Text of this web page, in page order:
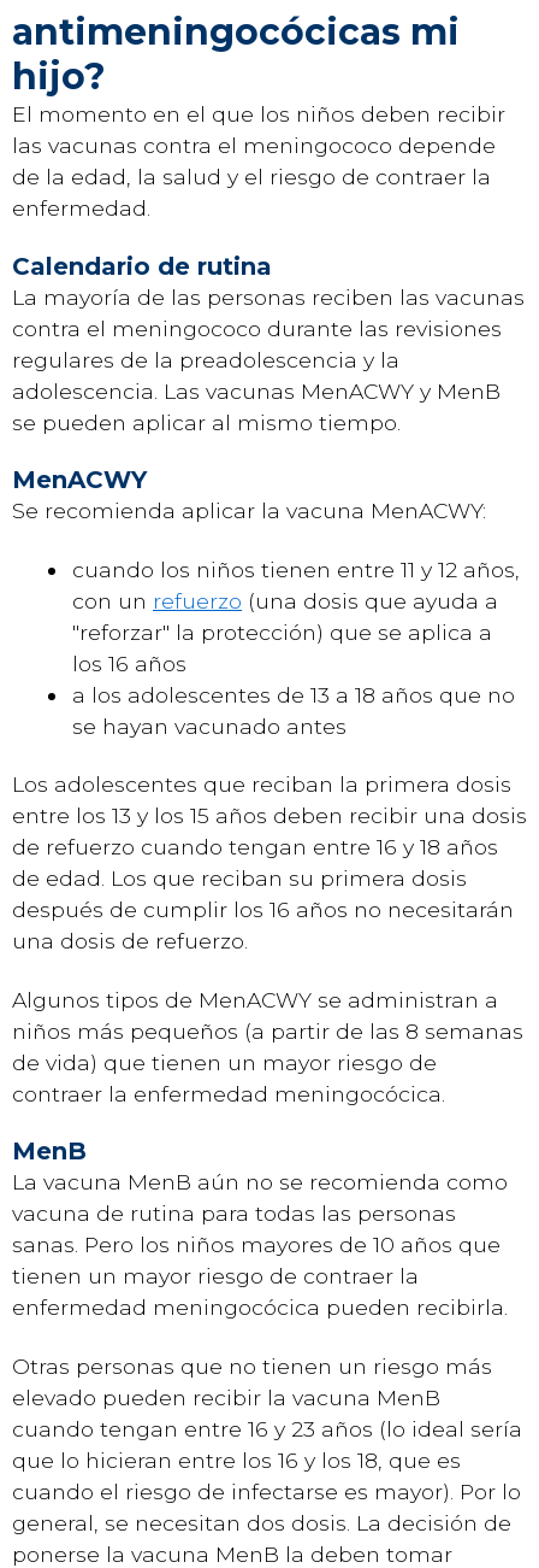
antimeningocócicas mi
hijo?
El momento en el que los niños deben recibir
las vacunas contra el meningococo depende
de la edad, la salud y el riesgo de contraer la
enfermedad.
Calendario de rutina
La mayoría de las personas reciben las vacunas
contra el meningococo durante las revisiones
regulares de la preadolescencia y la
adolescencia. Las vacunas MenACWY y MenB
se pueden aplicar al mismo tiempo.
MenACWY
Se recomienda aplicar la vacuna MenACWY:
cuando los niños tienen entre 11 y 12 años,
con un refuerzo (una dosis que ayuda a
"reforzar" la protección) que se aplica a
los 16 años
a los adolescentes de 13 a 18 años que no
se hayan vacunado antes
Los adolescentes que reciban la primera dosis
entre los 13 y los 15 años deben recibir una dosis
de refuerzo cuando tengan entre 16 y 18 años
de edad. Los que reciban su primera dosis
después de cumplir los 16 años no necesitarán
una dosis de refuerzo.
Algunos tipos de MenACWY se administran a
niños más pequeños (a partir de las 8 semanas
de vida) que tienen un mayor riesgo de
contraer la enfermedad meningocócica.
MenB
La vacuna MenB aún no se recomienda como
vacuna de rutina para todas las personas
sanas. Pero los niños mayores de 10 años que
tienen un mayor riesgo de contraer la
enfermedad meningocócica pueden recibirla.
Otras personas que no tienen un riesgo más
elevado pueden recibir la vacuna MenB
cuando tengan entre 16 y 23 años (lo ideal sería
que lo hicieran entre los 16 y los 18, que es
cuando el riesgo de infectarse es mayor). Por lo
general, se necesitan dos dosis. La decisión de
ponerse la vacuna MenB la deben tomar